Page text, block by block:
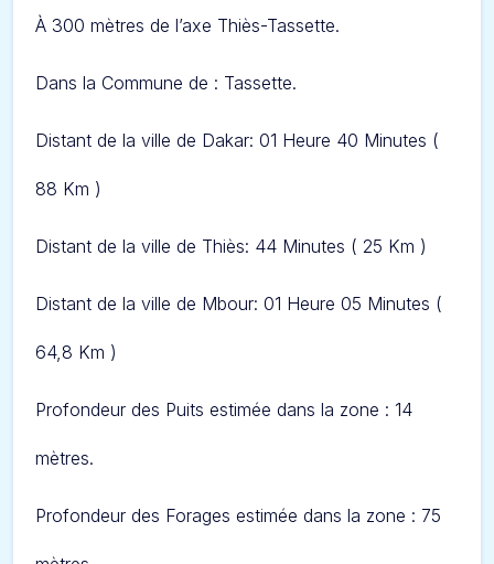
À 300 mètres de l’axe Thiès-Tassette.
Dans la Commune de : Tassette.
Distant de la ville de Dakar: 01 Heure 40 Minutes (
88 Km )
Distant de la ville de Thiès: 44 Minutes ( 25 Km )
Distant de la ville de Mbour: 01 Heure 05 Minutes (
64,8 Km )
Profondeur des Puits estimée dans la zone : 14
mètres.
Profondeur des Forages estimée dans la zone : 75